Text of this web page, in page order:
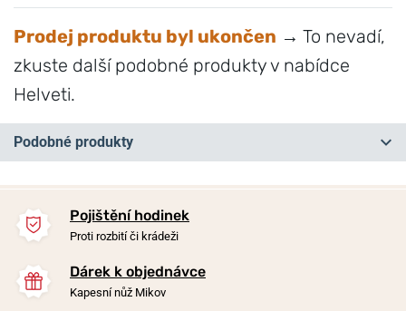
Prodej produktu byl ukončen → To nevadí,
zkuste další podobné produkty v nabídce
Helveti.
Podobné produkty
Pojištění hodinek
Proti rozbití či krádeži
Dárek k objednávce
Kapesní nůž Mikov